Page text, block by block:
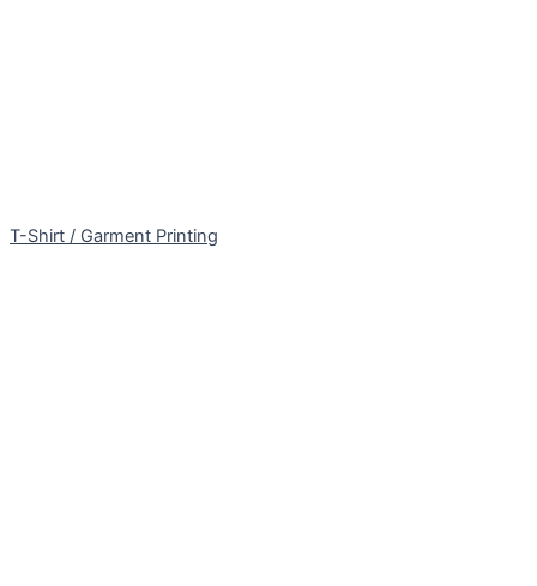
T-Shirt / Garment Printing